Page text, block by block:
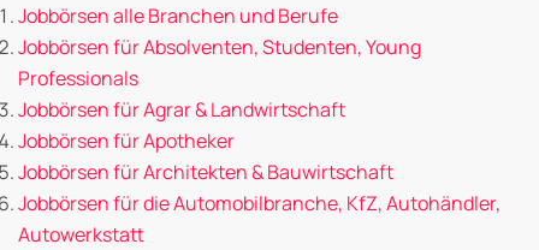
Jobbörsen alle Branchen und Berufe
Jobbörsen für Absolventen, Studenten, Young
Professionals
Jobbörsen für Agrar & Landwirtschaft
Jobbörsen für Apotheker
Jobbörsen für Architekten & Bauwirtschaft
Jobbörsen für die Automobilbranche, KfZ, Autohändler,
Autowerkstatt